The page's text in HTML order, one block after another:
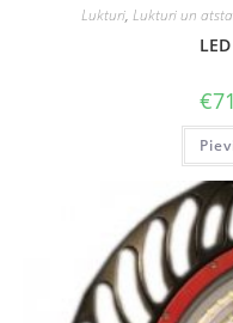
Lukturi, Lukturi un
€